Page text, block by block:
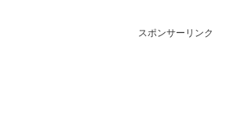
スポンサーリンク